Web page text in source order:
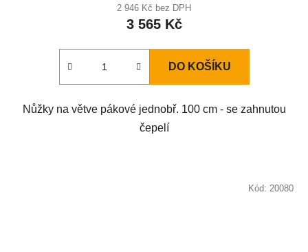
hodnocení
produktu
hvězdiček.
2 946 Kč bez DPH
3 565 Kč
DO KOŠÍKU
Nůžky na větve pákové jednobř. 100 cm - se zahnutou
čepelí
Kód: 20080